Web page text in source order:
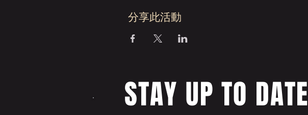
分享此活動
STAY UP TO DATE